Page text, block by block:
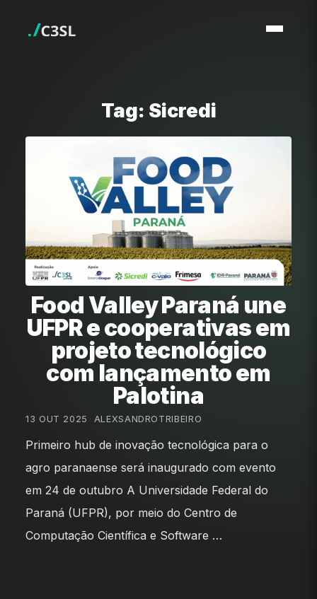
Tag: Sicredi
Food Valley Paraná une
UFPR e cooperativas em
projeto tecnológico
com lançamento em
Palotina
13 OUT 2025 ALEXSANDROTRIBEIRO
Primeiro hub de inovação tecnológica para o
agro paranaense será inaugurado com evento
em 24 de outubro A Universidade Federal do
Paraná (UFPR), por meio do Centro de
Computação Científica e Software …